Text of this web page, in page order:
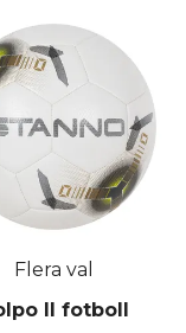
Flera val
II fotboll